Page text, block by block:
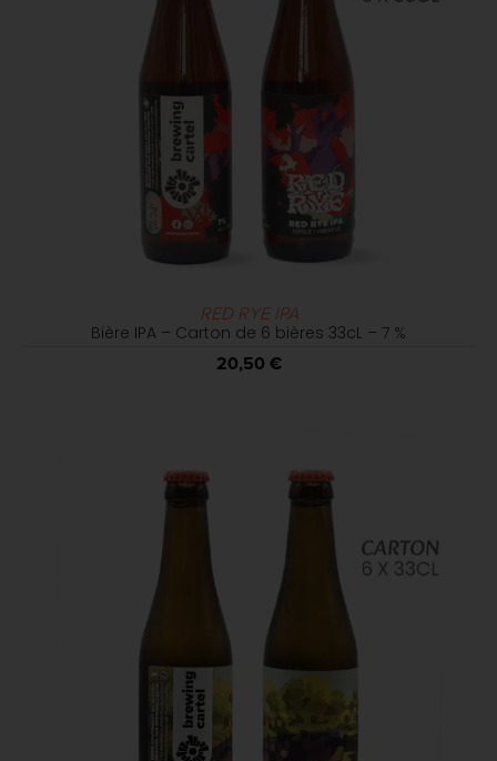
RED RYE IPA
Bière IPA – Carton de 6 bières 33cL – 7 %
20,50 €